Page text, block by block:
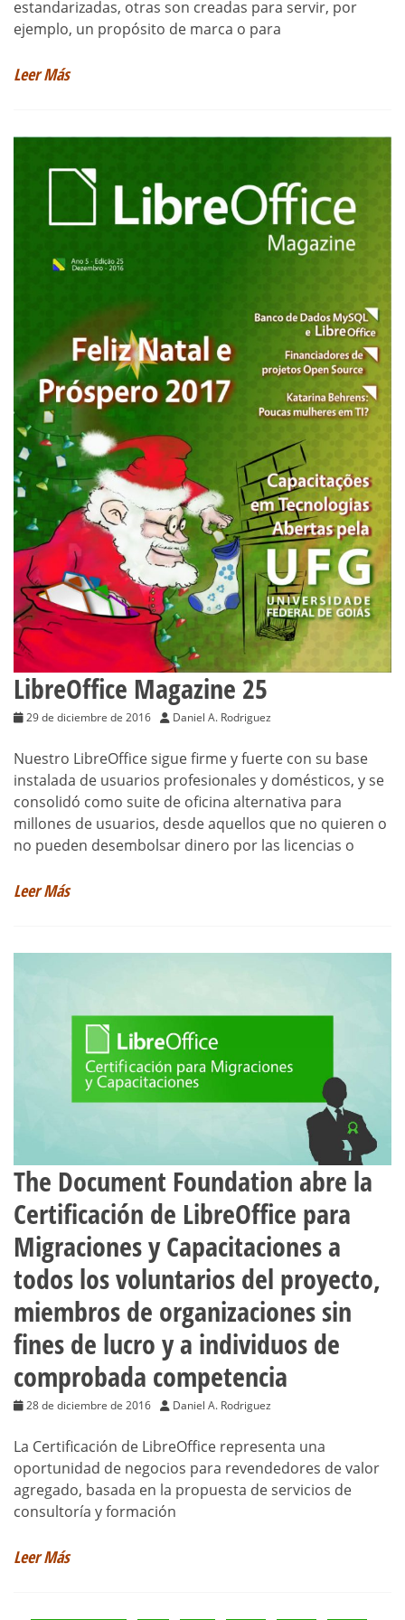
estandarizadas, otras son creadas para servir, por
ejemplo, un propósito de marca o para
Leer Más
LibreOffice Magazine 25
29 de diciembre de 2016 Daniel A. Rodriguez
Nuestro LibreOffice sigue firme y fuerte con su base
instalada de usuarios profesionales y domésticos, y se
consolidó como suite de oficina alternativa para
millones de usuarios, desde aquellos que no quieren o
no pueden desembolsar dinero por las licencias o
Leer Más
The Document Foundation abre la
Certificación de LibreOffice para
Migraciones y Capacitaciones a
todos los voluntarios del proyecto,
miembros de organizaciones sin
fines de lucro y a individuos de
comprobada competencia
28 de diciembre de 2016 Daniel A. Rodriguez
La Certificación de LibreOffice representa una
oportunidad de negocios para revendedores de valor
agregado, basada en la propuesta de servicios de
consultoría y formación
Leer Más